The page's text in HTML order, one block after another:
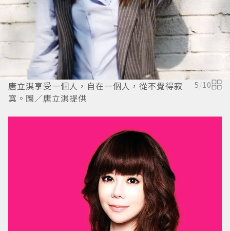
唐立淇享受一個人，自在一個人，從不覺得寂
寞。圖／唐立淇提供
5/10